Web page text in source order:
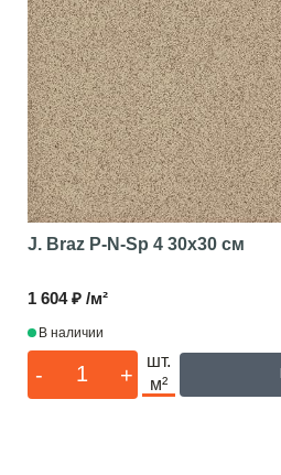
J. Braz P-N-Sp 4 30x30 см
1 604 ₽ /м²
В наличии
- +
шт.
м²